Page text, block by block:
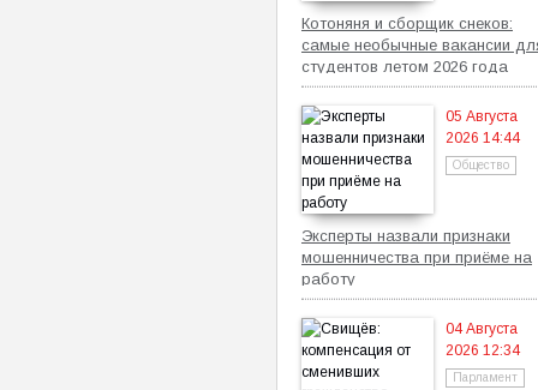
Котоняня и сборщик снеков:
самые необычные вакансии
студентов летом 2026 года
05 Августа
2026 14:44
Общество
Эксперты назвали признаки
мошенничества при приёме на
работу
04 Августа
2026 12:34
Парламент